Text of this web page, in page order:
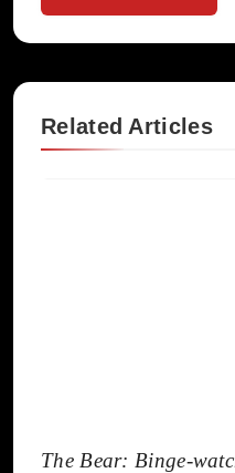
Related Articles
The Bear: Binge-